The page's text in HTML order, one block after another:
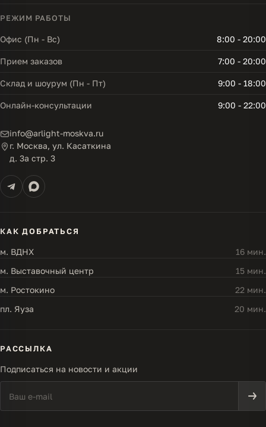
РЕЖИМ РАБОТЫ
Офис (Пн - Вс) 8:00 - 20:00
Прием заказов 7:00 - 20:00
Склад и шоурум (Пн - Пт) 9:00 - 18:00
Онлайн-консультации 9:00 - 22:00
info@arlight-moskva.ru
г. Москва, ул. Касаткина
д. 3а стр. 3
КАК ДОБРАТЬСЯ
м. ВДНХ
16 мин.
м. Выставочный центр
15 мин.
м. Ростокино
22 мин.
пл. Яуза
20 мин.
РАССЫЛКА
Подписаться на новости и акции